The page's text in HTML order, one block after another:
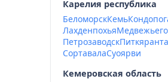
Карелия республика
БеломорскКемь
Лахденпохья
ПетрозаводскПиткяранта
СортавалаСуоярви
Кемеровская область